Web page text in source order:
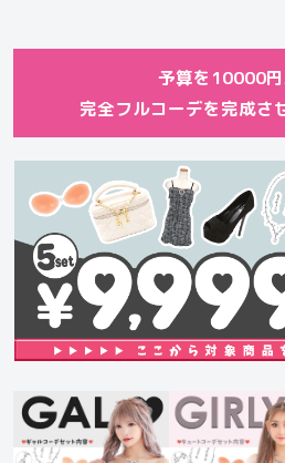
予算を10000
完全フルコーデを完成さ